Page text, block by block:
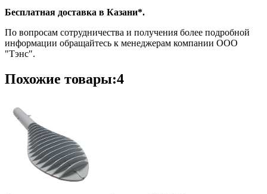
Бесплатная доставка в Казани*.
По вопросам сотрудничества и получения более подробной
информации обращайтесь к менеджерам компании ООО
"Тэнс".
Похожие товары:4